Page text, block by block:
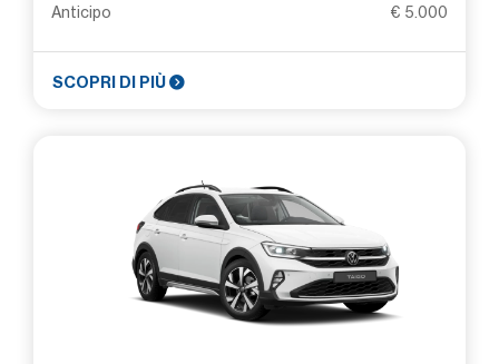
Anticipo € 5.000
SCOPRI DI PIÙ